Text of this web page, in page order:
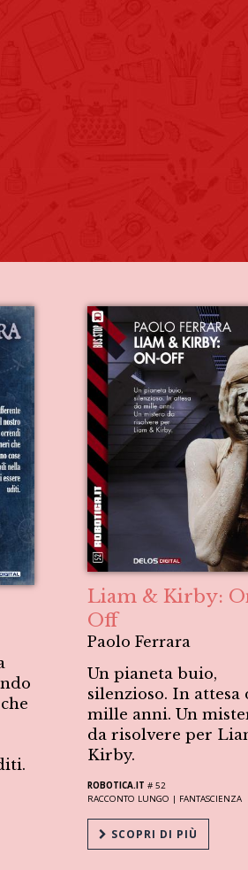
Liam & Kirby:
Off
Paolo Ferrara
Un pianeta buio,
silenzioso. In attesa
mille anni. Un
da risolvere per
Kirby.
ROBOTICA.IT # 52
RACCONTO LUNGO | FANTASCIENZA
SCOPRI DI PIÙ